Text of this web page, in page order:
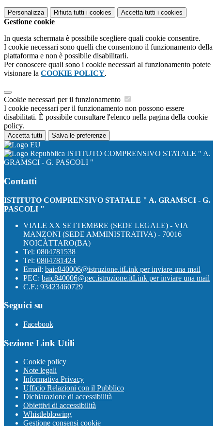
Personalizza Rifiuta tutti i cookies Accetta tutti i cookies
Gestione cookie
In questa schermata è possibile scegliere quali cookie consentire.
I cookie necessari sono quelli che consentono il funzionamento della
piattaforma e non è possibile disabilitarli.
Per conoscere quali sono i cookie necessari al funzionamento potete
visionare la COOKIE POLICY.
Cookie necessari per il funzionamento
I cookie necessari per il funzionamento non possono essere
disabilitati. È possibile consultare l'elenco nella pagina della cookie
policy.
Accetta tutti Salva le preferenze
ISTITUTO COMPRENSIVO STATALE " A.
GRAMSCI - G. PASCOLI "
Contatti
ISTITUTO COMPRENSIVO STATALE " A. GRAMSCI - G.
PASCOLI "
VIALE XX SETTEMBRE (SEDE LEGALE) - VIA
MANZONI (SEDE AMMINISTRATIVA) - 70016
NOICÀTTARO(BA)
Tel: 0804781538
Tel: 0804781424
Email: baic840006@istruzione.itLink per inviare una mail
PEC: baic840006@pec.istruzione.itLink per inviare una mail
C.F.: 93423460729
Seguici su
Facebook
Sezione Link Utili
Cookie policy
Note legali
Informativa Privacy
Ufficio Relazioni con il Pubblico
Dichiarazione di accessibilità
Obiettivi di accessibilità
Whistleblowing
Gestione consensi cookie